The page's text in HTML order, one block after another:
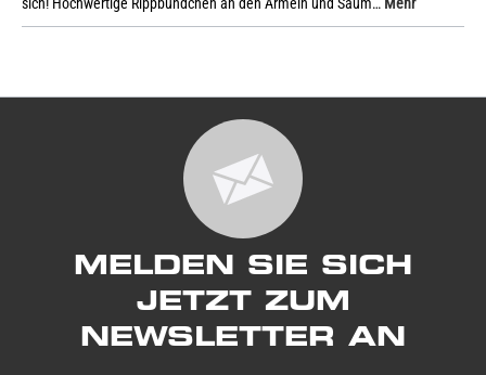
MELDEN SIE SICH
JETZT ZUM
NEWSLETTER AN